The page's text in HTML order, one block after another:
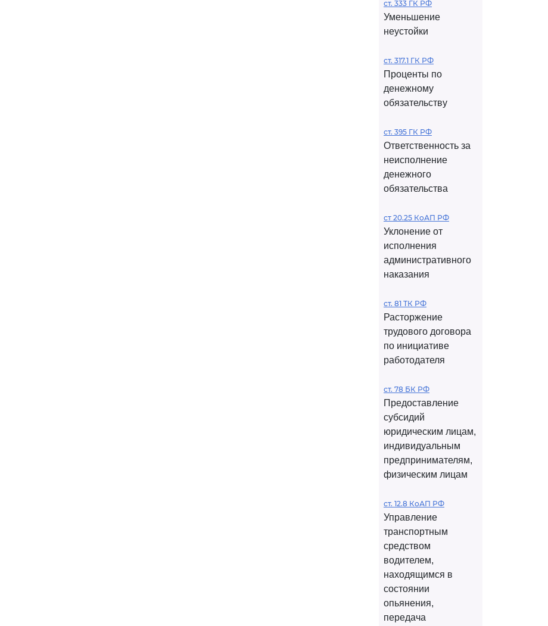
ст. 333 ГК РФ
Уменьшение
неустойки
ст. 317.1 ГК РФ
Проценты по
денежному
обязательству
ст. 395 ГК РФ
Ответственность за
неисполнение
денежного
обязательства
ст 20.25 КоАП РФ
Уклонение от
исполнения
административного
наказания
ст. 81 ТК РФ
Расторжение
трудового договора
по инициативе
работодателя
ст. 78 БК РФ
Предоставление
субсидий
юридическим лицам,
индивидуальным
предпринимателям,
физическим лицам
ст. 12.8 КоАП РФ
Управление
транспортным
средством
водителем,
находящимся в
состоянии
опьянения,
передача